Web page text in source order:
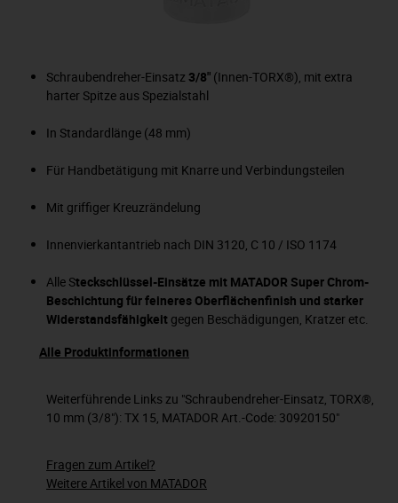
Schraubendreher-Einsatz 3/8" (Innen-TORX®), mit extra
harter Spitze aus Spezialstahl
In Standardlänge (48 mm)
Für Handbetätigung mit Knarre und Verbindungsteilen
Mit griffiger Kreuzrändelung
Innenvierkantantrieb nach DIN 3120, C 10 / ISO 1174
Alle Steckschlüssel-Einsätze mit MATADOR Super Chrom-
Beschichtung für feineres Oberflächenfinish und starker
Widerstandsfähigkeit gegen Beschädigungen, Kratzer etc.
Alle Produktinformationen
Weiterführende Links zu "Schraubendreher-Einsatz, TORX®,
10 mm (3/8"): TX 15, MATADOR Art.-Code: 30920150"
Fragen zum Artikel?
Weitere Artikel von MATADOR